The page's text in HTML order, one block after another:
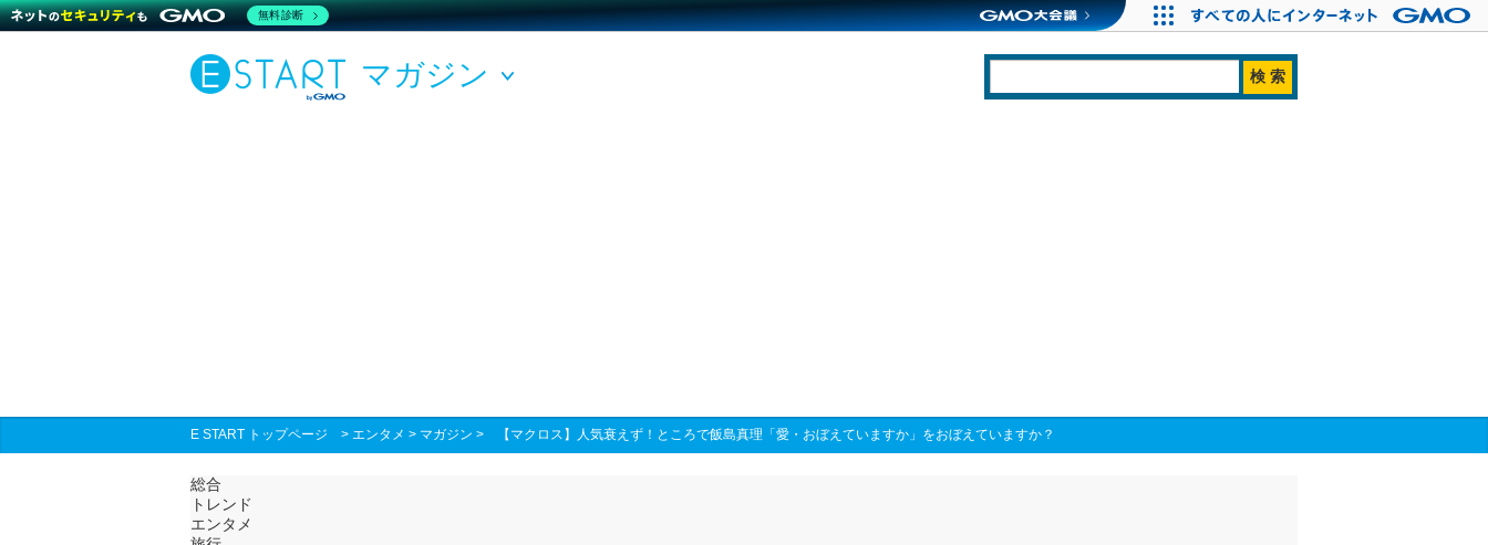
マガジン
E START トップページ > エンタメ > マガジン > 【マクロス】人気衰えず！ところで飯島真理「愛・おぼえていますか」をおぼえていますか？
総合
トレンド
エンタメ
無料診断